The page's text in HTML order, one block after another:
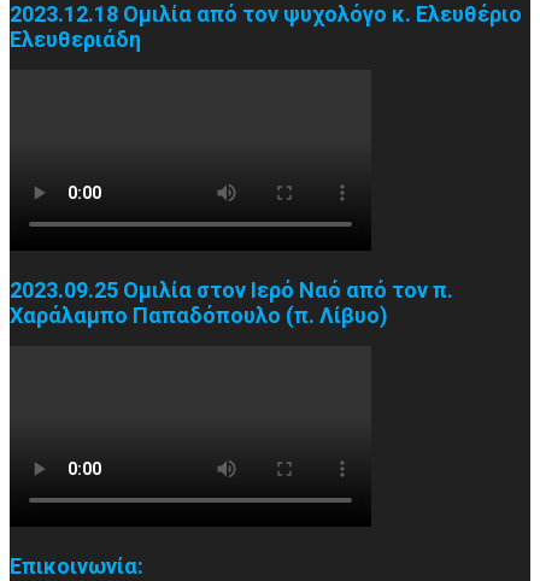
2023.12.18 Ομιλία από τον ψυχολόγο κ. Ελευθέριο
Ελευθεριάδη
2023.09.25 Ομιλία στον Ιερό Ναό από τον π.
Χαράλαμπο Παπαδόπουλο (π. Λίβυο)
Επικοινωνία: